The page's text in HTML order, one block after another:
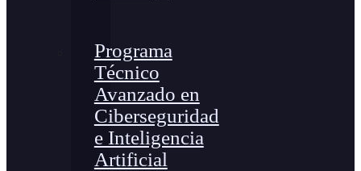
Programa
Técnico
Avanzado en
Ciberseguridad
e Inteligencia
Artificial